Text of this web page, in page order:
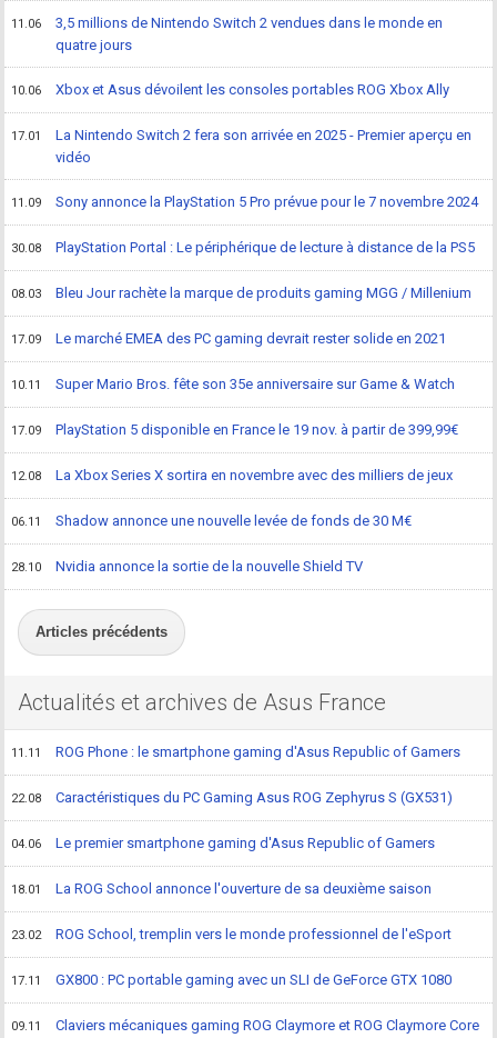
11.06
3,5 millions de Nintendo Switch 2 vendues dans le monde en
quatre jours
10.06 Xbox et Asus dévoilent les consoles portables ROG Xbox Ally
17.01
La Nintendo Switch 2 fera son arrivée en 2025 - Premier aperçu en
vidéo
11.09 Sony annonce la PlayStation 5 Pro prévue pour le 7 novembre 2024
30.08 PlayStation Portal : Le périphérique de lecture à distance de la PS5
08.03 Bleu Jour rachète la marque de produits gaming MGG / Millenium
17.09 Le marché EMEA des PC gaming devrait rester solide en 2021
10.11 Super Mario Bros. fête son 35e anniversaire sur Game & Watch
17.09 PlayStation 5 disponible en France le 19 nov. à partir de 399,99€
12.08 La Xbox Series X sortira en novembre avec des milliers de jeux
06.11 Shadow annonce une nouvelle levée de fonds de 30 M€
28.10 Nvidia annonce la sortie de la nouvelle Shield TV
Articles précédents
Actualités et archives de Asus France
11.11 ROG Phone : le smartphone gaming d'Asus Republic of Gamers
22.08 Caractéristiques du PC Gaming Asus ROG Zephyrus S (GX531)
04.06 Le premier smartphone gaming d'Asus Republic of Gamers
18.01 La ROG School annonce l'ouverture de sa deuxième saison
23.02 ROG School, tremplin vers le monde professionnel de l'eSport
17.11 GX800 : PC portable gaming avec un SLI de GeForce GTX 1080
09.11 Claviers mécaniques gaming ROG Claymore et ROG Claymore Core